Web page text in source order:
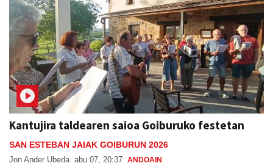
Kantujira taldearen saioa Goiburuko festetan
SAN ESTEBAN JAIAK GOIBURUN 2026
Jon Ander Ubeda abu 07, 20:37 ANDOAIN